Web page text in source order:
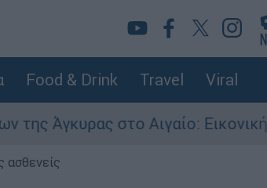
Food & Drink Travel Viral
Άγκυρας στο Αιγαίο: Εικονική
ασθενείς